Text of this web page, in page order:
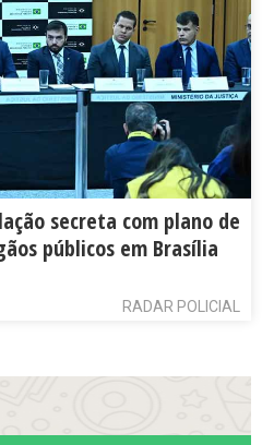
secreta com plano de
públicos em Brasília
RADAR POLICIAL